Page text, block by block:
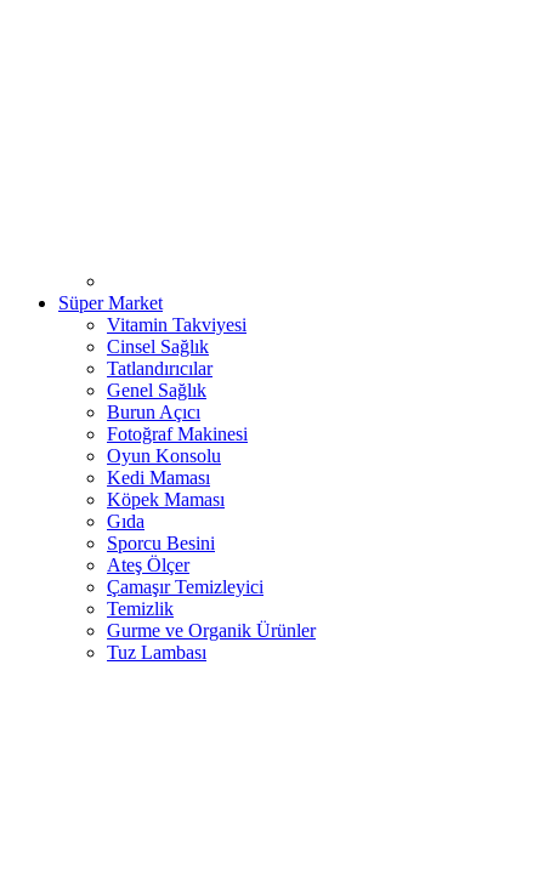
Süper Market
Vitamin Takviyesi
Cinsel Sağlık
Tatlandırıcılar
Genel Sağlık
Burun Açıcı
Fotoğraf Makinesi
Oyun Konsolu
Kedi Maması
Köpek Maması
Gıda
Sporcu Besini
Ateş Ölçer
Çamaşır Temizleyici
Temizlik
Gurme ve Organik Ürünler
Tuz Lambası